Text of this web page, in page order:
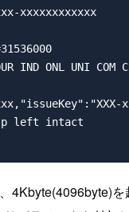
4Kbyte(4096byte)